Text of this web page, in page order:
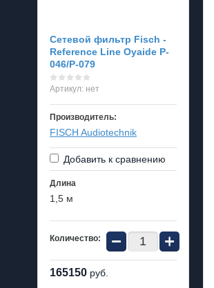
Сетевой фильтр Fisch -
Reference Line Oyaide P-
046/P-079
Артикул: нет
Производитель:
FISCH Audiotechnik
Добавить к сравнению
Длина
1,5 м
Количество: − +
165150 руб.